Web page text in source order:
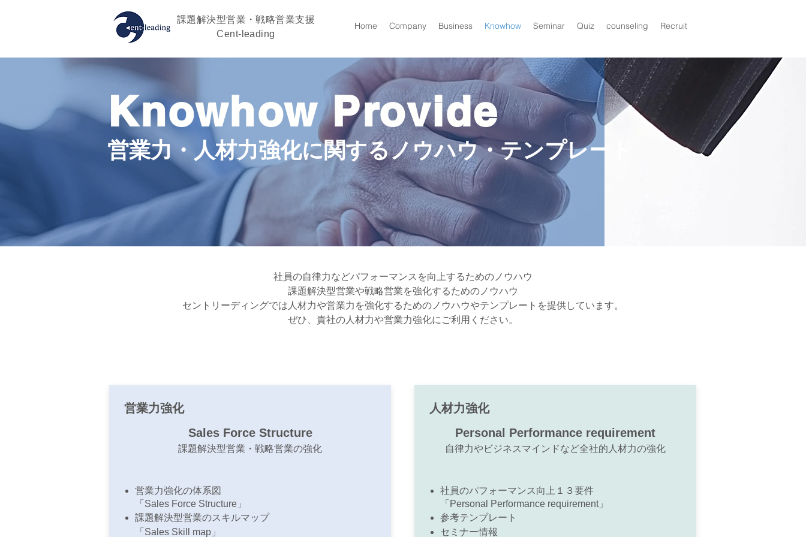
課題解決型営業・戦略営業支援
Cent-leading
Home Company Business Knowhow Seminar Quiz counseling Recruit
Knowhow Provide
営業力・人材力強化に関するノウハウ・テンプレート
社員の自律力などパフォーマンスを向上するためのノウハウ
課題解決型営業や戦略営業を強化するためのノウハウ
セントリーディングでは人材力や営業力を強化するためのノウハウやテンプレートを提供しています。
​ぜひ、貴社の人材力や営業力強化にご利用ください。
営業力強化
Sales Force Structure
​課題解決型営業・戦略営業の強化
営業力強化の体系図
「​Sales Force Structure」
課題解決型営業のスキルマップ
「Sales Skill map」
人材力強化
Personal Performance requirement
​自律力やビジネスマインドなど全社的人材力の強化
社員のパフォーマンス向上１３要件
「Personal Performance requirement」
​参考テンプレート
​セミナー情報